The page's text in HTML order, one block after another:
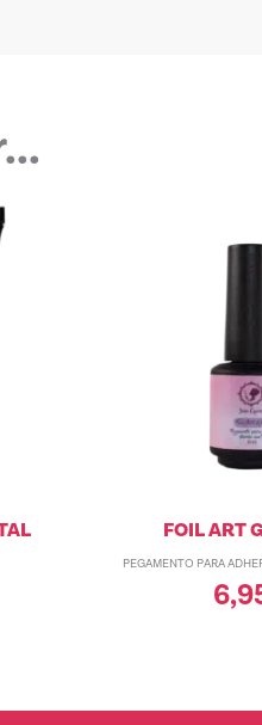
FOIL ART
PEGAMENTO PARA